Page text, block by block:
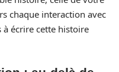
chaque interaction avec
à écrire cette histoire